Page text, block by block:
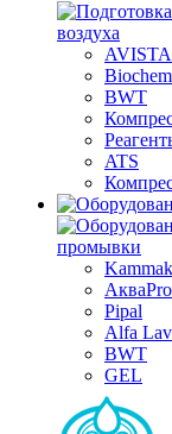
воздуха
AVISTA
Biochem
BWT
ATS
промывки
Kammak
Pipal
Alfa
BWT
GEL